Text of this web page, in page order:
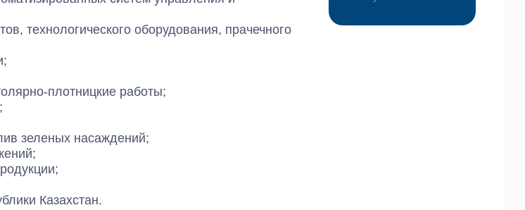
технологического оборудования, прачечного
плотницкие работы;
зеленых насаждений;
Казахстан.